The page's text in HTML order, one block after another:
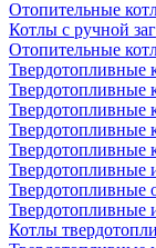
Отопительные
Котлы с ручной
Отопительные
Твердотопливные
Твердотопливные
Твердотопливные
Твердотопливные
Твердотопливные
Твердотопливные
Твердотопливные
Твердотопливные
Котлы